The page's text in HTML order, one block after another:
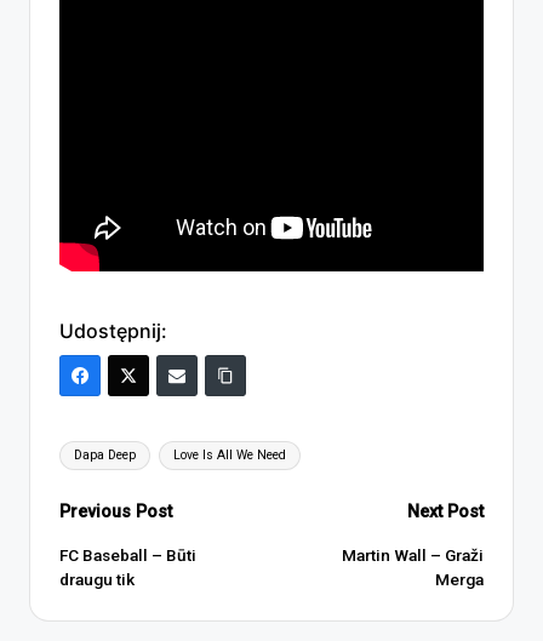
Udostępnij:
Tags:
Dapa Deep Love Is All We Need
Post
navigation
Previous Post
FC Baseball – Būti
draugu tik
Next Post
Martin Wall – Graži
Merga